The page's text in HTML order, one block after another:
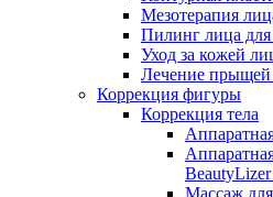
Мезотерапия
Пилинг лица
Уход за кожей
Лечение
Коррекция фигуры
Коррекция тела
Массаж